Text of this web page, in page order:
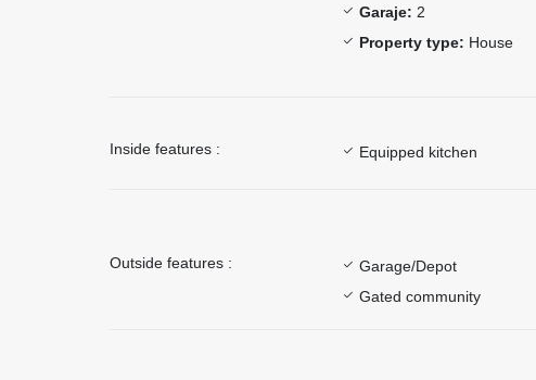
Garaje: 2
Property type: House
Inside features : Equipped kitchen
Outside features : Garage/Depot
Gated community